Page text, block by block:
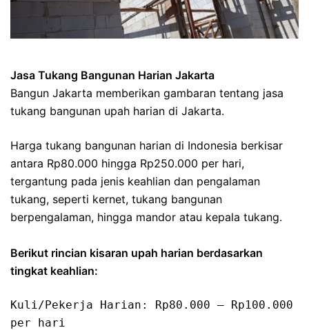
Jasa Tukang Bangunan Harian Jakarta
Bangun Jakarta memberikan gambaran tentang jasa
tukang bangunan upah harian di Jakarta.
Harga tukang bangunan harian di Indonesia berkisar
antara Rp80.000 hingga Rp250.000 per hari,
tergantung pada jenis keahlian dan pengalaman
tukang, seperti kernet, tukang bangunan
berpengalaman, hingga mandor atau kepala tukang.
Berikut rincian kisaran upah harian berdasarkan
tingkat keahlian:
Kuli/Pekerja Harian: Rp80.000 – Rp100.000
per hari